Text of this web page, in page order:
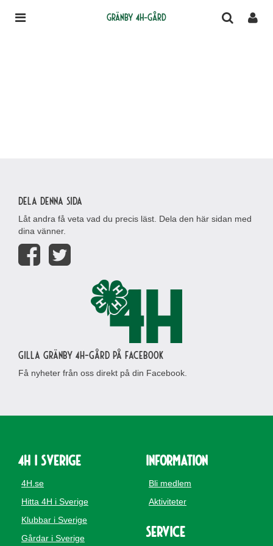
Gränby 4H-gård
Dela denna sida
Låt andra få veta vad du precis läst. Dela den här sidan med
dina vänner.
Gilla Gränby 4H-gård på Facebook
Få nyheter från oss direkt på din Facebook.
4H i Sverige
4H.se
Hitta 4H i Sverige
Klubbar i Sverige
Gårdar i Sverige
Information
Bli medlem
Aktiviteter
Service